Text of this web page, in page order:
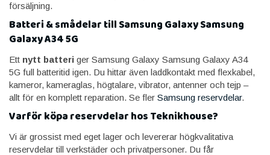
försäljning.
Batteri & smådelar till Samsung Galaxy Samsung
Galaxy A34 5G
Ett nytt batteri ger Samsung Galaxy Samsung Galaxy A34
5G full batteritid igen. Du hittar även laddkontakt med flexkabel,
kameror, kameraglas, högtalare, vibrator, antenner och tejp –
allt för en komplett reparation. Se fler Samsung reservdelar.
Varför köpa reservdelar hos Teknikhouse?
Vi är grossist med eget lager och levererar högkvalitativa
reservdelar till verkstäder och privatpersoner. Du får